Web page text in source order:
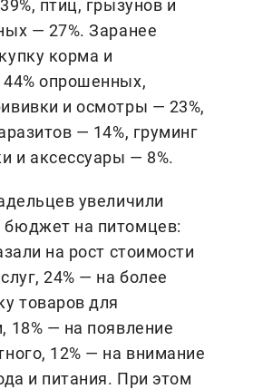
птиц, грызунов и
— 27%. Заранее
корма и
44% опрошенных,
и осмотры — 23%,
— 14%, груминг
и аксессуары — 8%.
увеличили
на питомцев:
на рост стоимости
24% — на более
товаров для
18% — на появление
12% — на внимание
и питания. При этом